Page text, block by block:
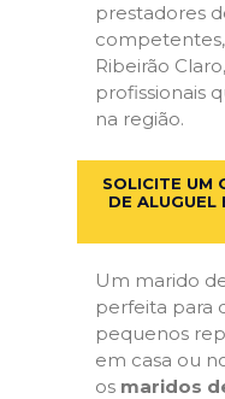
prestadores
Ribeirão
profissionais
na região.
SOLICITE UM
DE ALUGUEL
Um marido
perfeita para
pequenos
em casa ou
os maridos